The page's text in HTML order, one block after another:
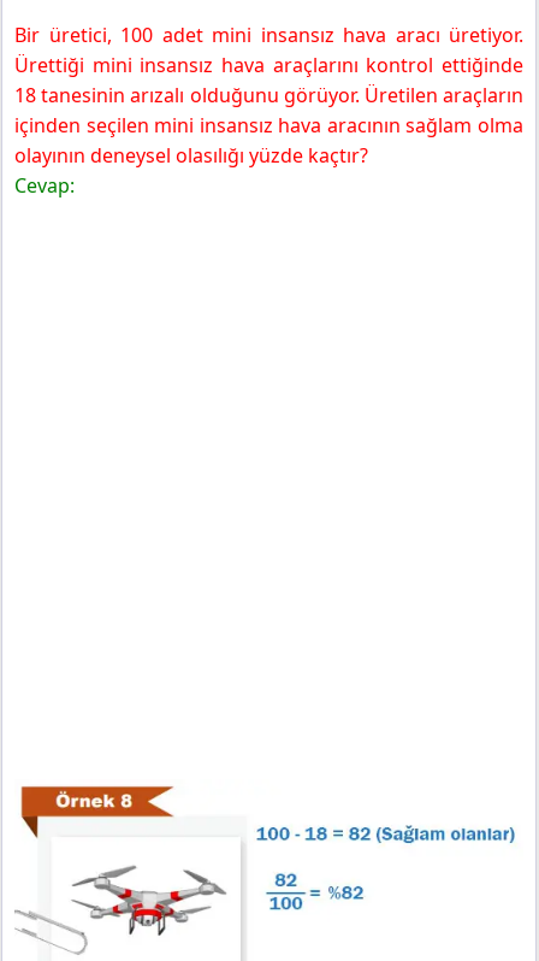
Bir üretici, 100 adet mini insansız hava aracı üretiyor.
Ürettiği mini insansız hava araçlarını kontrol ettiğinde
18 tanesinin arızalı olduğunu görüyor. Üretilen araçların
içinden seçilen mini insansız hava aracının sağlam olma
olayının deneysel olasılığı yüzde kaçtır?
Cevap: